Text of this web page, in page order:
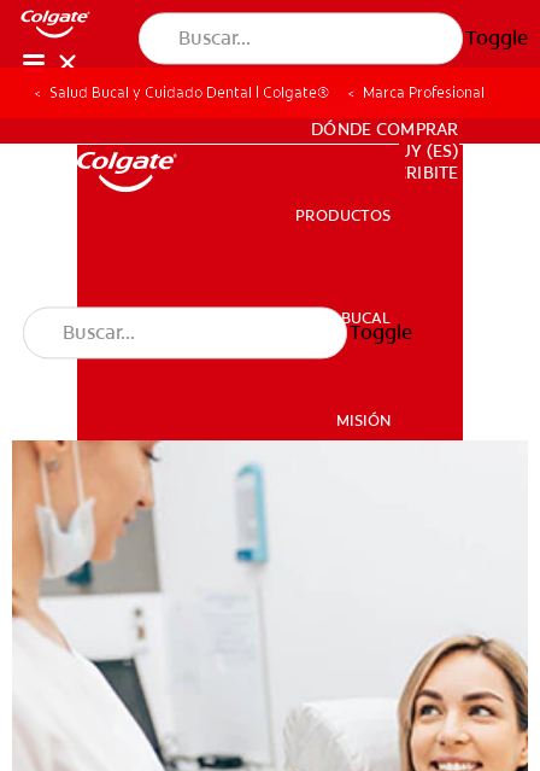
Toggle
SALUD BUCAL
PARA PROFESIONALES
DÓNDE COMPRAR
PARA PROFESIONALES
DÓNDE COMPRAR
UY (ES)
SUSCRIBITE
PRODUCTOS
SALUD BUCAL
MISIÓN
CHEQUEO DE SALUD BUCAL
CORRESPONDENCIA DE PRODUCTOS
Toggle
Salud Bucal y Cuidado Dental | Colgate® Marca Profesional